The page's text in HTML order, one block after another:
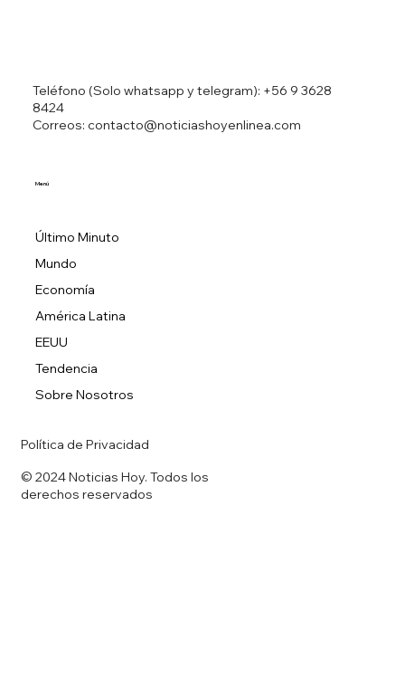
Teléfono (Solo whatsapp y telegram): +56 9 3628
8424
Correos: contacto@noticiashoyenlinea.com
Último Minuto
Mundo
Economía
América Latina
EEUU
Tendencia
Sobre Nosotros
Menú
Política de Privacidad
© 2024 Noticias Hoy. Todos los
derechos reservados